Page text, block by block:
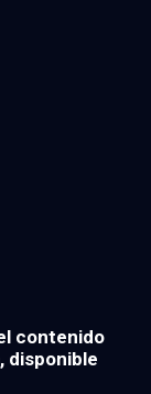
contenido
disponible